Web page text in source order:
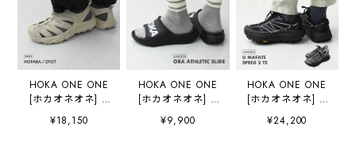
HOKA ONE ONE
[ホカオネオネ] U
HOPARA OTOT
[1123112-otot] ホ
¥18,150
HOKA ONE ONE
[ホカオネオネ] U
ORA ATHLETIC
SLIDE [1155154]
¥9,900
HOKA ONE ONE
[ホカオネオネ] U
MAFATE SPEED 2
TS [1171891] マ
¥24,200